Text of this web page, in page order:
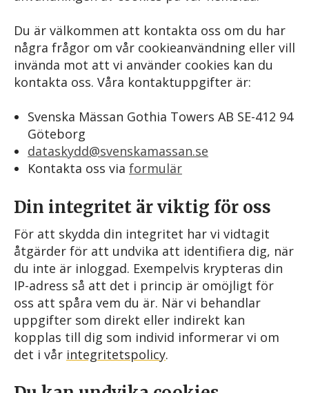
Du är välkommen att kontakta oss om du har
några frågor om vår cookieanvändning eller vill
invända mot att vi använder cookies kan du
kontakta oss. Våra kontaktuppgifter är:
Svenska Mässan Gothia Towers AB SE-412 94
Göteborg
dataskydd@svenskamassan.se
Kontakta oss via formulär
Din integritet är viktig för oss
För att skydda din integritet har vi vidtagit
åtgärder för att undvika att identifiera dig, när
du inte är inloggad. Exempelvis krypteras din
IP-adress så att det i princip är omöjligt för
oss att spåra vem du är. När vi behandlar
uppgifter som direkt eller indirekt kan
kopplas till dig som individ informerar vi om
det i vår integritetspolicy.